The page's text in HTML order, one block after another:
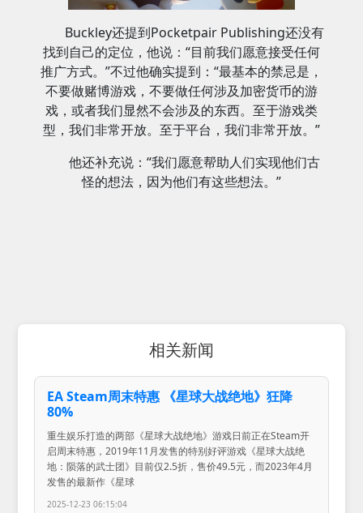
Buckley还提到Pocketpair Publishing还没有
找到自己的定位，他说：“目前我们愿意接受任何
推广方式。”不过他确实提到：“最基本的禁忌是，
不要做赌博游戏，不要做任何涉及加密货币的游
戏，或者我们显然不会涉及的东西。至于游戏类
型，我们非常开放。至于平台，我们非常开放。”
他还补充说：“我们愿意帮助人们实现他们古
怪的想法，因为他们有这些想法。”
相关新闻
EA Steam周末特惠 《星球大战绝地》狂降
80%
重生娱乐打造的两部《星球大战绝地》游戏日前正在Steam开
启周末特惠，2019年11月发售的特别好评游戏《星球大战绝
地：陨落的武士团》目前仅2.5折，售价49.5元，而2023年4月
发售的最新作《星球
2025-12-23 06:15:04